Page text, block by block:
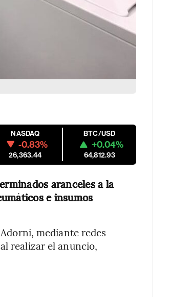
NASDAQ
-0.83%
26,363.44
BTC/USD
+0.04%
64,812.93
aranceles a la
e insumos
mediante redes
realizar el anuncio,